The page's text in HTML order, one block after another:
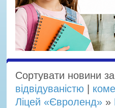
Сортувати новини
відвідуваністю
Ліцей «Євроленд» »